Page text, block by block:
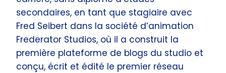
secondaires, en tant que stagiaire avec
Fred Seibert dans la société d’animation
Frederator Studios, où il a construit la
première plateforme de blogs du studio et
conçu, écrit et édité le premier réseau